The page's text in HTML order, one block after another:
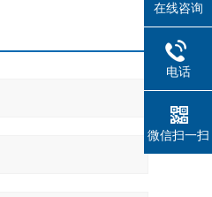
在线咨询
电话
微信扫一扫